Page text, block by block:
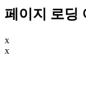
페이지 로딩
x
x